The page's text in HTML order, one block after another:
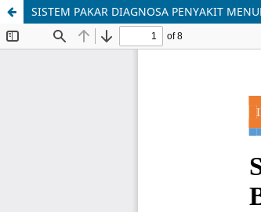
SISTEM PAKAR DIAGNOSA PENYAKIT